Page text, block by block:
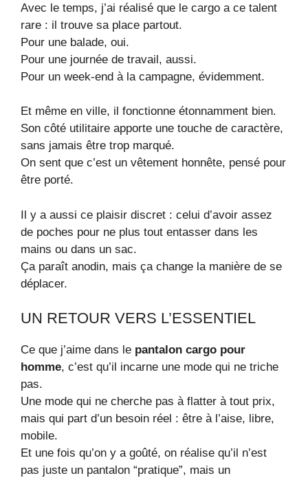
Avec le temps, j’ai réalisé que le cargo a ce talent
rare : il trouve sa place partout.
Pour une balade, oui.
Pour une journée de travail, aussi.
Pour un week-end à la campagne, évidemment.
Et même en ville, il fonctionne étonnamment bien.
Son côté utilitaire apporte une touche de caractère,
sans jamais être trop marqué.
On sent que c’est un vêtement honnête, pensé pour
être porté.
Il y a aussi ce plaisir discret : celui d’avoir assez
de poches pour ne plus tout entasser dans les
mains ou dans un sac.
Ça paraît anodin, mais ça change la manière de se
déplacer.
UN RETOUR VERS L’ESSENTIEL
Ce que j’aime dans le pantalon cargo pour
homme, c’est qu’il incarne une mode qui ne triche
pas.
Une mode qui ne cherche pas à flatter à tout prix,
mais qui part d’un besoin réel : être à l’aise, libre,
mobile.
Et une fois qu’on y a goûté, on réalise qu’il n’est
pas juste un pantalon “pratique”, mais un